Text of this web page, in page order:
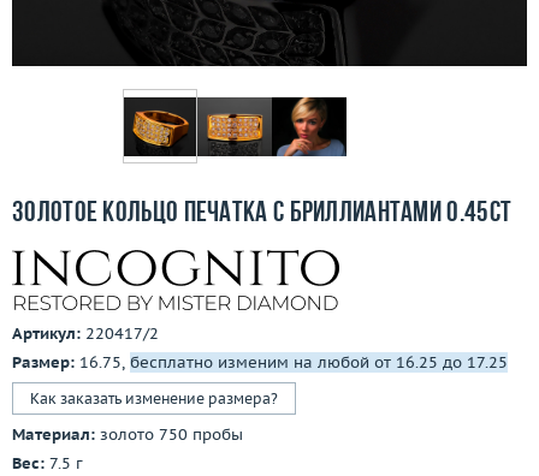
Бесплатная доставка
Покупка и оплата
3D-тур по шоуруму
Заказать звонок
Золотое кольцо печатка с бриллиантами 0.45ct
Артикул: 220417/2
Размер: 16.75, бесплатно изменим на любой от 16.25 до 17.25
Как заказать изменение размера?
Материал: золото 750 пробы
Вес: 7.5 г